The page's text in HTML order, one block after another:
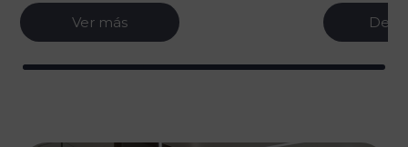
Descubrir